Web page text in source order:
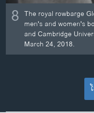
8 The royal rowbarge
men's and women's
and Cambridge
March 24, 2018.